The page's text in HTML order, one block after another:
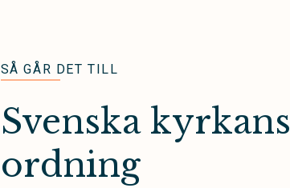
SÅ GÅR DET TILL
Svenska kyrkans
ordning